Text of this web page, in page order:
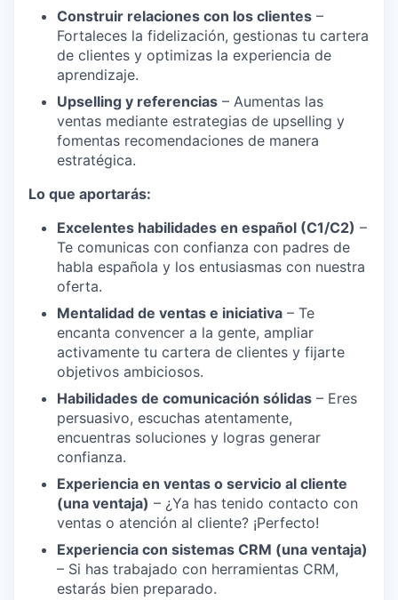
Construir relaciones con los clientes –
Fortaleces la fidelización, gestionas tu cartera
de clientes y optimizas la experiencia de
aprendizaje.
Upselling y referencias – Aumentas las
ventas mediante estrategias de upselling y
fomentas recomendaciones de manera
estratégica.
Lo que aportarás:
Excelentes habilidades en español (C1/C2) –
Te comunicas con confianza con padres de
habla española y los entusiasmas con nuestra
oferta.
Mentalidad de ventas e iniciativa – Te
encanta convencer a la gente, ampliar
activamente tu cartera de clientes y fijarte
objetivos ambiciosos.
Habilidades de comunicación sólidas – Eres
persuasivo, escuchas atentamente,
encuentras soluciones y logras generar
confianza.
Experiencia en ventas o servicio al cliente
(una ventaja) – ¿Ya has tenido contacto con
ventas o atención al cliente? ¡Perfecto!
Experiencia con sistemas CRM (una ventaja)
– Si has trabajado con herramientas CRM,
estarás bien preparado.